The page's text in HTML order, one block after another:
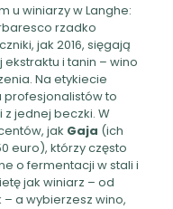
u winiarzy w Langhe:
rzadko
jak 2016, sięgają
ekstraktu i tanin – wino
Na etykiecie
to
jednej beczki. W
jak Gaja (ich
euro), którzy często
o fermentacji w stali i
jak winiarz – od
– a wybierzesz wino,